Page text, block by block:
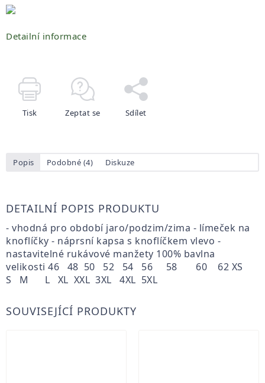
Detailní informace
Tisk Zeptat se Sdílet
Popis Podobné (4) Diskuze
DETAILNÍ POPIS PRODUKTU
- vhodná pro období jaro/podzim/zima - límeček na
knoflíčky - náprsní kapsa s knoflíčkem vlevo -
nastavitelné rukávové manžety 100% bavlna
velikosti 46 48 50 52 54 56 58 60 62 XS
S M L XL XXL 3XL 4XL 5XL
SOUVISEJÍCÍ PRODUKTY